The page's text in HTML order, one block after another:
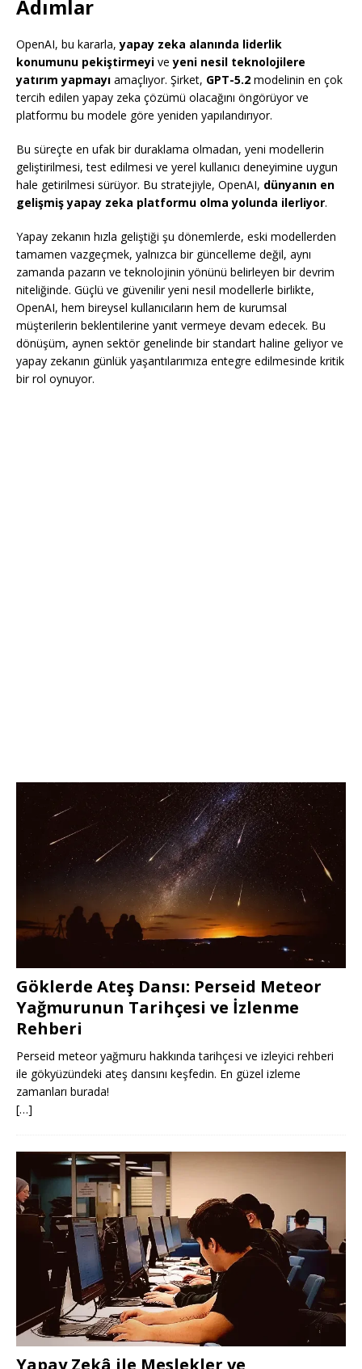
Adımlar
OpenAI, bu kararla,yapay zeka alanında liderlik
konumunu pekiştirmeyi veyeni nesil teknolojilere
yatırım yapmayı amaçlıyor. Şirket, GPT-5.2 modelinin en çok
tercih edilen yapay zeka çözümü olacağını öngörüyor ve
platformu bu modele göre yeniden yapılandırıyor.
Bu süreçte en ufak bir duraklama olmadan, yeni modellerin
geliştirilmesi, test edilmesi ve yerel kullanıcı deneyimine uygun
hale getirilmesi sürüyor. Bu stratejiyle, OpenAI, dünyanın en
gelişmiş yapay zeka platformu olma yolunda ilerliyor.
Yapay zekanın hızla geliştiği şu dönemlerde, eski modellerden
tamamen vazgeçmek, yalnızca bir güncelleme değil, aynı
zamanda pazarın ve teknolojinin yönünü belirleyen bir devrim
niteliğinde. Güçlü ve güvenilir yeni nesil modellerle birlikte,
OpenAI, hem bireysel kullanıcıların hem de kurumsal
müşterilerin beklentilerine yanıt vermeye devam edecek. Bu
dönüşüm, aynen sektör genelinde bir standart haline geliyor ve
yapay zekanın günlük yaşantılarımıza entegre edilmesinde kritik
bir rol oynuyor.
Göklerde Ateş Dansı: Perseid Meteor
Yağmurunun Tarihçesi ve İzlenme
Rehberi
Perseid meteor yağmuru hakkında tarihçesi ve izleyici rehberi
ile gökyüzündeki ateş dansını keşfedin. En güzel izleme
zamanları burada!
[…]